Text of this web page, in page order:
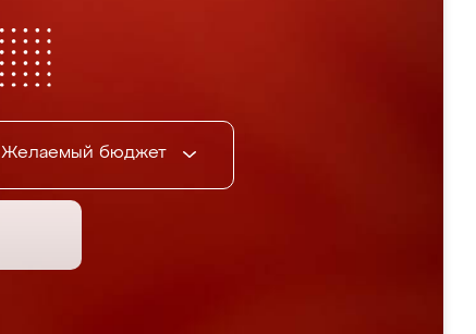
Желаемый бюджет